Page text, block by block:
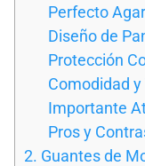
Perfecto
Diseño de
Protección
Comodidad
Importante
Pros y
2. Guantes de